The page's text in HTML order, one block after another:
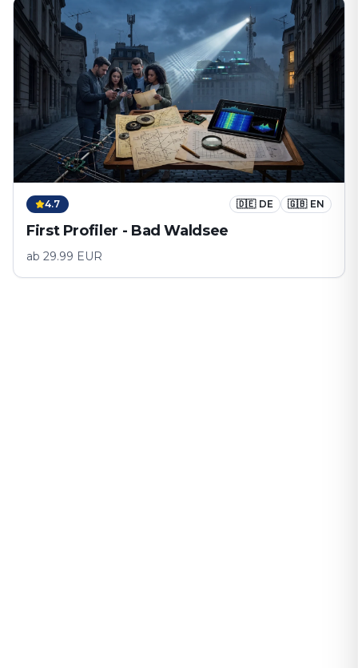
4.7 🇩🇪 DE 🇬🇧 EN
First Profiler - Bad Waldsee
ab 29.99 EUR